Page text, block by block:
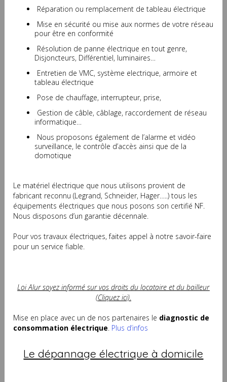
Réparation ou remplacement de tableau électrique
Mise en sécurité ou mise aux normes de votre réseau
pour être en conformité
Résolution de panne électrique en tout genre,
Disjoncteurs, Différentiel, luminaires…
Entretien de VMC, système electrique, armoire et
tableau électrique
Pose de chauffage, interrupteur, prise,
Gestion de câble, câblage, raccordement de réseau
informatique…
Nous proposons également de l’alarme et vidéo
surveillance, le contrôle d’accès ainsi que de la
domotique
Le matériel électrique que nous utilisons provient de
fabricant reconnu (Legrand, Schneider, Hager…..) tous les
équipements électriques que nous posons son certifié NF.
Nous disposons d’un garantie décennale.
Pour vos travaux électriques, faites appel à notre savoir-faire
pour un service fiable.
Loi Alur soyez informé sur vos droits du locataire et du bailleur
(Cliquez ici).
Mise en place avec un de nos partenaires le diagnostic de
consommation électrique. Plus d’infos
Le dépannage électrique à domicile